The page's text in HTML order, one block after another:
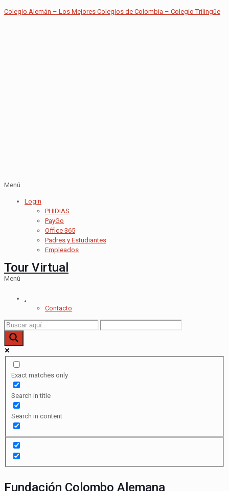
Colegio Alemán – Los Mejores Colegios de Colombia – Colegio Trilingüe
Menú
Login
PHIDIAS
PayGo
Office 365
Padres y Estudiantes
Empleados
Tour Virtual
Menú
.
Contacto
Exact matches only
Search in title
Search in content
Fundación Colombo Alemana